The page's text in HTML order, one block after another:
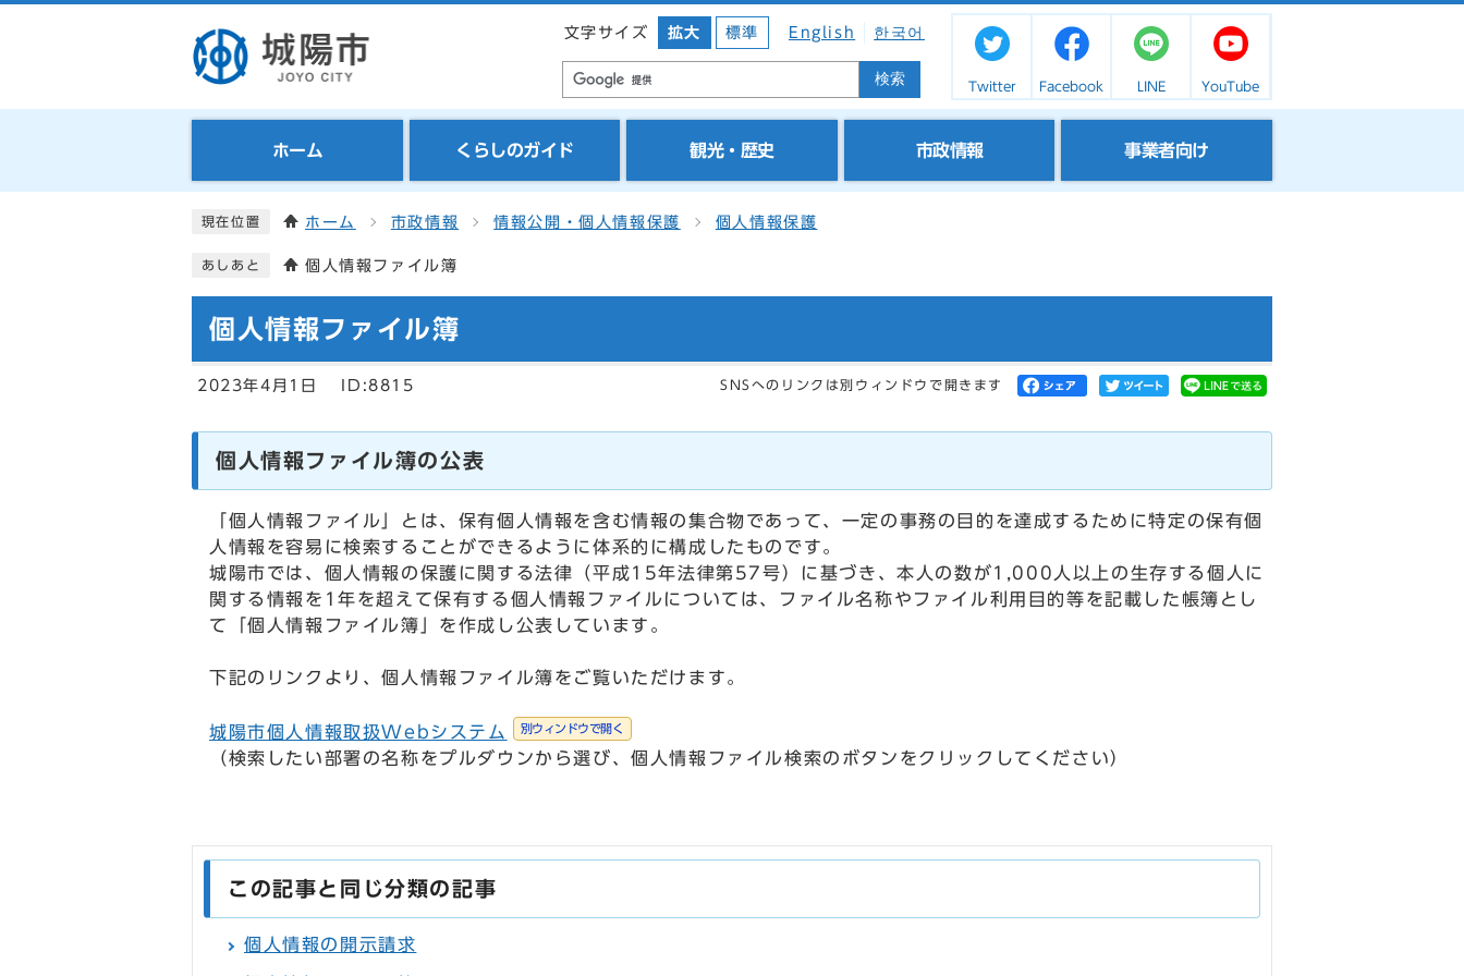
文字サイズ 拡大 標準 English 한국어
検索 Twitter Facebook LINE YouTube
ホーム くらしのガイド 観光・歴史 市政情報 事業者向け
現在位置 ホーム 市政情報 情報公開・個人情報保護 個人情報保護
あしあと 個人情報ファイル簿
個人情報ファイル簿
2023年4月1日 ID:8815 SNSへのリンクは別ウィンドウで開きます
個人情報ファイル簿の公表
「個人情報ファイル」とは、保有個人情報を含む情報の集合物であって、一定の事務の目的を達成するために特定の保有個
人情報を容易に検索することができるように体系的に構成したものです。
城陽市では、個人情報の保護に関する法律（平成15年法律第57号）に基づき、本人の数が1,000人以上の生存する個人に
関する情報を1年を超えて保有する個人情報ファイルについては、ファイル名称やファイル利用目的等を記載した帳簿とし
て「個人情報ファイル簿」を作成し公表しています。
下記のリンクより、個人情報ファイル簿をご覧いただけます。
城陽市個人情報取扱Webシステム 別ウィンドウで開く
（検索したい部署の名称をプルダウンから選び、個人情報ファイル検索のボタンをクリックしてください）
この記事と同じ分類の記事
個人情報の開示請求